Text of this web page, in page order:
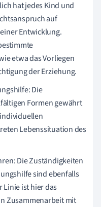
hat jedes Kind und
auf
Entwicklung.
etwa das Vorliegen
der Erziehung.
Die
Formen gewährt
Lebenssituation des
Die Zuständigkeiten
sind ebenfalls
Linie ist hier das
Zusammenarbeit mit